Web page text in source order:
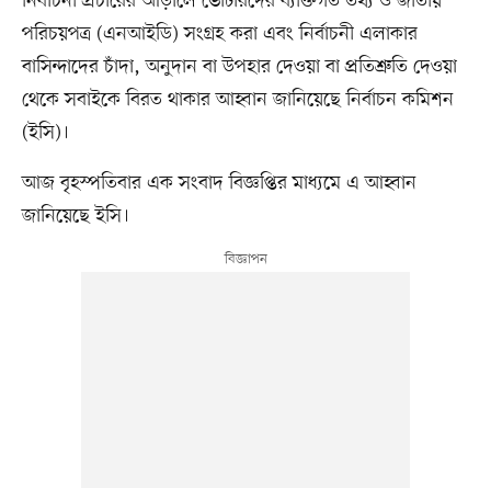
পরিচয়পত্র (এনআইডি) সংগ্রহ করা এবং নির্বাচনী এলাকার
বাসিন্দাদের চাঁদা, অনুদান বা উপহার দেওয়া বা প্রতিশ্রুতি দেওয়া
থেকে সবাইকে বিরত থাকার আহ্বান জানিয়েছে নির্বাচন কমিশন
(ইসি)।
আজ বৃহস্পতিবার এক সংবাদ বিজ্ঞপ্তির মাধ্যমে এ আহ্বান
জানিয়েছে ইসি।